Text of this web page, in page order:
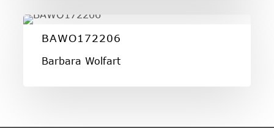
BAWO172206
BAWO172206
Barbara Wolfart